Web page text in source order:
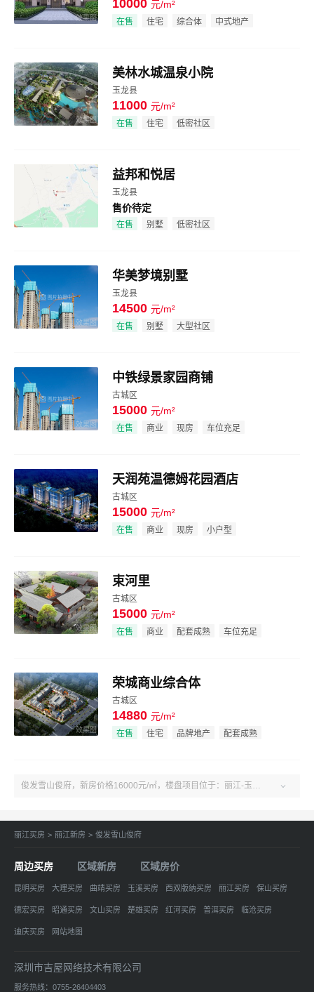
效果图
10000 元/m²
在售 住宅 综合体 中式地产
效果图
美林水城温泉小院
玉龙县
11000 元/m²
在售 住宅 低密社区
益邦和悦居
玉龙县
售价待定
在售 别墅 低密社区
效果图
华美梦境别墅
玉龙县
14500 元/m²
在售 别墅 大型社区
效果图
中铁绿景家园商铺
古城区
15000 元/m²
在售 商业 现房 车位充足
效果图
天润苑温德姆花园酒店
古城区
15000 元/m²
在售 商业 现房 小户型
效果图
束河里
古城区
15000 元/m²
在售 商业 配套成熟 车位充足
效果图
荣城商业综合体
古城区
14880 元/m²
在售 住宅 品牌地产 配套成熟
俊发雪山俊府，新房价格16000元/㎡，楼盘项目位于：丽江-玉龙县-玉龙县黄山镇西山游路文华上村。了解更多楼盘售楼电话、房价、户型、绿化率、周边配套、产权、物业、开发商等俊发雪山俊府楼盘信息，关注吉屋丽江俊发雪山俊府！ 
丽江买房 > 丽江新房 > 俊发雪山俊府
周边买房 区域新房 区域房价
昆明买房 大理买房 曲靖买房 玉溪买房 西双版纳买房 丽江买房 保山买房
德宏买房 昭通买房 文山买房 楚雄买房 红河买房 普洱买房 临沧买房
迪庆买房 网站地图
深圳市吉屋网络技术有限公司
服务热线：0755-26404403